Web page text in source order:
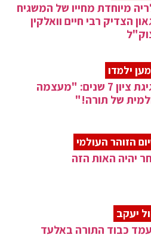
מיוחדת מחייו של המשגיח
הצדיק רבי חיים וואלקין
ילמדו
חגיגת ציון 7 שנים: "מעצמה
של תורה!"
הזוהר העולמי
יהיה האות הזה
יעקב
כבוד התורה באלעד